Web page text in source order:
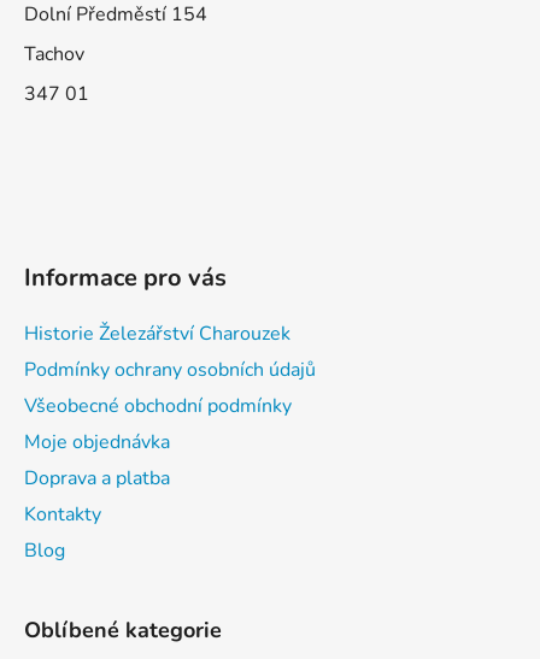
Dolní Předměstí 154
Tachov
347 01
Informace pro vás
Historie Železářství Charouzek
Podmínky ochrany osobních údajů
Všeobecné obchodní podmínky
Moje objednávka
Doprava a platba
Kontakty
Blog
Oblíbené kategorie